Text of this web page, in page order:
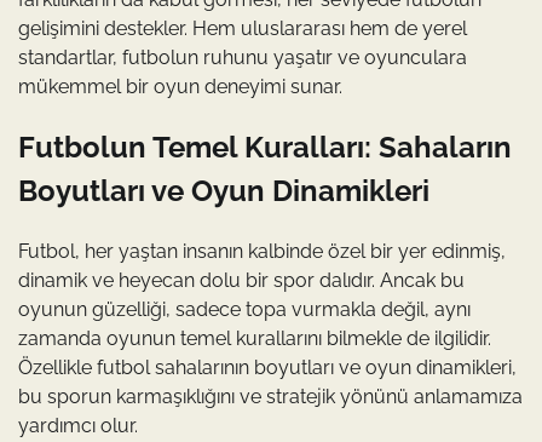
gelişimini destekler. Hem uluslararası hem de yerel
standartlar, futbolun ruhunu yaşatır ve oyunculara
mükemmel bir oyun deneyimi sunar.
Futbolun Temel Kuralları: Sahaların
Boyutları ve Oyun Dinamikleri
Futbol, her yaştan insanın kalbinde özel bir yer edinmiş,
dinamik ve heyecan dolu bir spor dalıdır. Ancak bu
oyunun güzelliği, sadece topa vurmakla değil, aynı
zamanda oyunun temel kurallarını bilmekle de ilgilidir.
Özellikle futbol sahalarının boyutları ve oyun dinamikleri,
bu sporun karmaşıklığını ve stratejik yönünü anlamamıza
yardımcı olur.